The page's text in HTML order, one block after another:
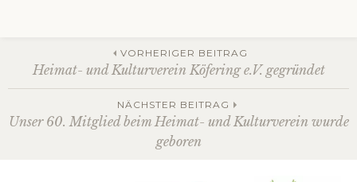
Beitrags-
Navigation
VORHERIGER BEITRAG
Heimat- und Kulturverein Köfering e.V. gegründet
NÄCHSTER BEITRAG
Unser 60. Mitglied beim Heimat- und Kulturverein wurde
geboren